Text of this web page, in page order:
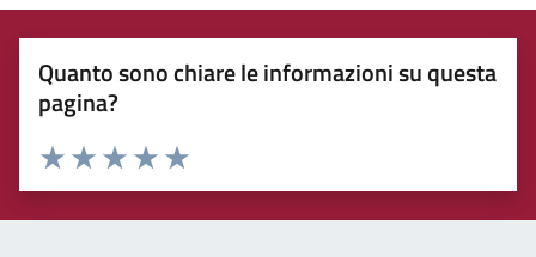
Quanto sono chiare le informazioni su questa
pagina?
Rating:
Valuta 5 stelle su 5
Valuta 4 stelle su 5
Valuta 3 stelle su 5
Valuta 2 stelle su 5
Valuta 1 stelle su 5